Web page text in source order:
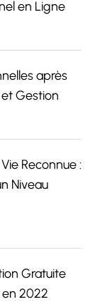
en Ligne
après
Gestion
Reconnue :
Niveau
Gratuite
2022